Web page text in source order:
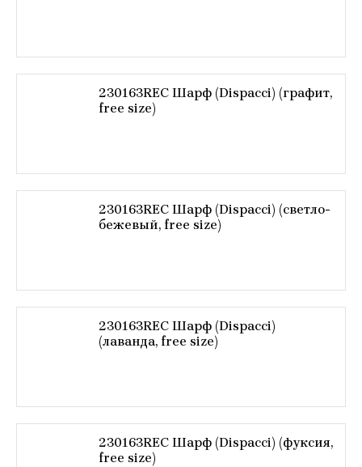
230163REC Шарф (Dispacci) (графит,
free size)
230163REC Шарф (Dispacci) (светло-
бежевый, free size)
230163REC Шарф (Dispacci)
(лаванда, free size)
230163REC Шарф (Dispacci) (фуксия,
free size)